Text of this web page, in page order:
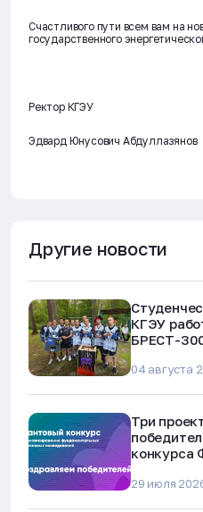
Счастливого пути всем вам на
государственного
Ректор КГЭУ
Эдвард Юнусович Абдуллазянов
Другие новости
КГЭУ
БРЕСТ-
04 августа
Три
конкурса
29 июля